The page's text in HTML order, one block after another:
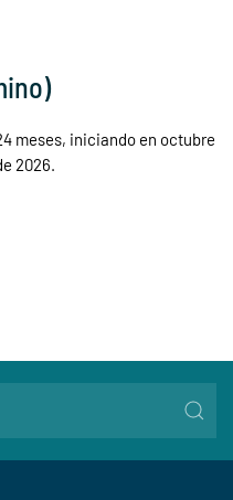
meses, iniciando en octubre
2026.